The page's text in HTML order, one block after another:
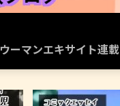
ウーマンエキサイト連載